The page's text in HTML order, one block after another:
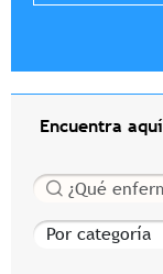
Encuentra
Buscar
Por categoría